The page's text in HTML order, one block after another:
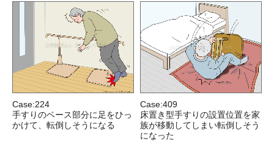
Case:224
手すりのベース部分に足をひっ
かけて、転倒しそうになる
Case:409
床置き型手すりの設置位置を家
族が移動してしまい転倒しそう
になった